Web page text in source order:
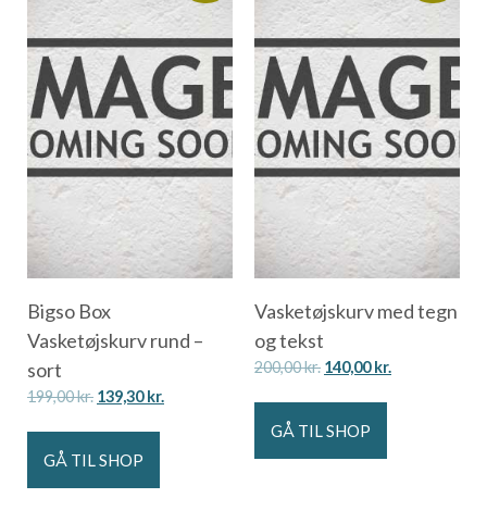
Bigso Box
Vasketøjskurv rund –
sort
199,00kr. 139,30kr.
GÅ TIL SHOP
Vasketøjskurv med tegn
og tekst
200,00kr. 140,00kr.
GÅ TIL SHOP